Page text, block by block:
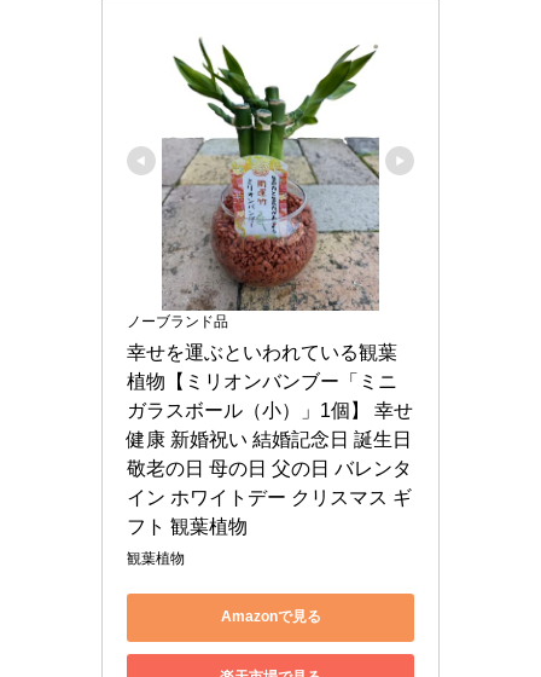
ノーブランド品
幸せを運ぶといわれている観葉
植物【ミリオンバンブー「ミニ
ガラスボール（小）」1個】 幸せ
健康 新婚祝い 結婚記念日 誕生日
敬老の日 母の日 父の日 バレンタ
イン ホワイトデー クリスマス ギ
フト 観葉植物
観葉植物
Amazonで見る